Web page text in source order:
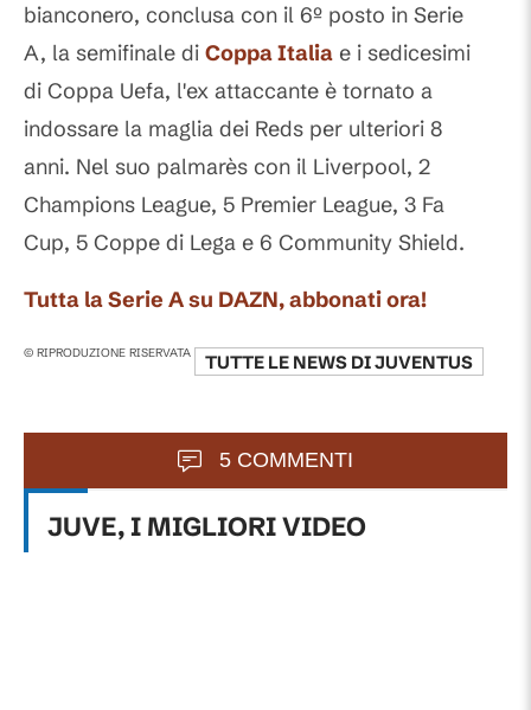
bianconero, conclusa con il 6º posto in Serie
A, la semifinale di Coppa Italia e i sedicesimi
di Coppa Uefa, l'ex attaccante è tornato a
indossare la maglia dei Reds per ulteriori 8
anni. Nel suo palmarès con il Liverpool, 2
Champions League, 5 Premier League, 3 Fa
Cup, 5 Coppe di Lega e 6 Community Shield.
Tutta la Serie A su DAZN, abbonati ora!
© RIPRODUZIONE RISERVATA TUTTE LE NEWS DIJUVENTUS
5 COMMENTI
JUVE, I MIGLIORI VIDEO